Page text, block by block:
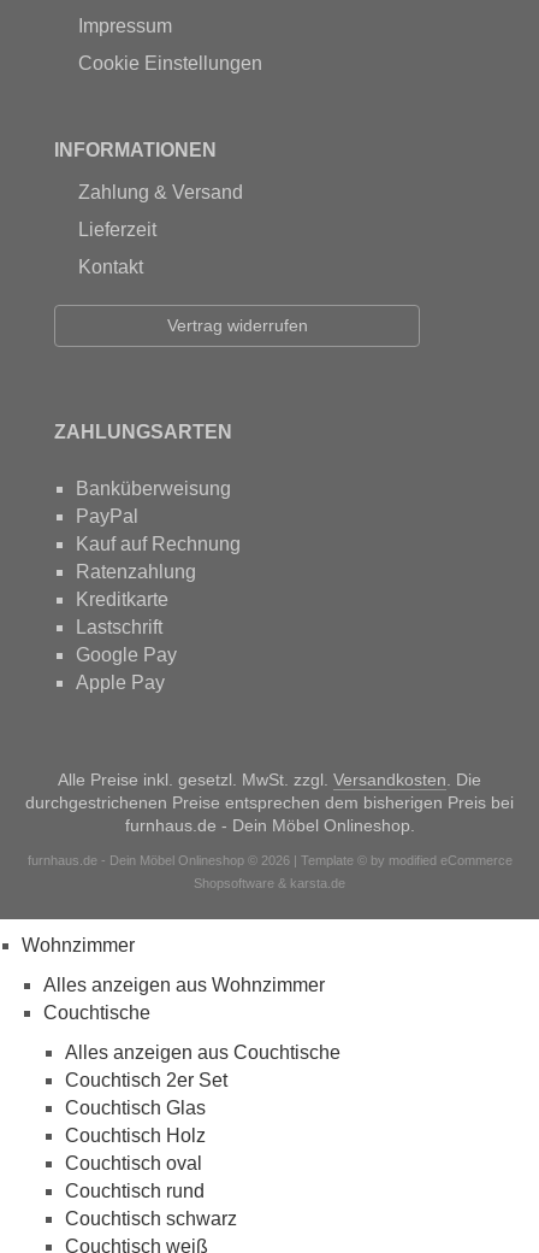
Impressum
Cookie Einstellungen
INFORMATIONEN
Zahlung & Versand
Lieferzeit
Kontakt
Vertrag widerrufen
ZAHLUNGSARTEN
Banküberweisung
PayPal
Kauf auf Rechnung
Ratenzahlung
Kreditkarte
Lastschrift
Google Pay
Apple Pay
Alle Preise inkl. gesetzl. MwSt. zzgl. Versandkosten . Die
durchgestrichenen Preise entsprechen dem bisherigen Preis bei
furnhaus.de - Dein Möbel Onlineshop.
furnhaus.de - Dein Möbel Onlineshop © 2026 | Template © by modified eCommerce
Shopsoftware & karsta.de
Wohnzimmer
Alles anzeigen aus Wohnzimmer
Couchtische
Alles anzeigen aus Couchtische
Couchtisch 2er Set
Couchtisch Glas
Couchtisch Holz
Couchtisch oval
Couchtisch rund
Couchtisch schwarz
Couchtisch weiß